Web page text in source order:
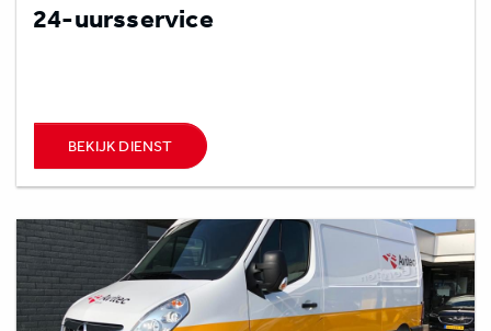
24-uursservice
BEKIJK DIENST